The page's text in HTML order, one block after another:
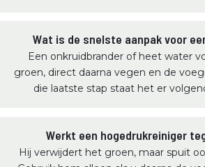
Wat is de snelste aanpak voor
Een onkruidbrander of heet water
groen, direct daarna vegen en de
die laatste stap staat het er
Werkt een hogedrukreiniger
Hij verwijdert het groen, maar spuit